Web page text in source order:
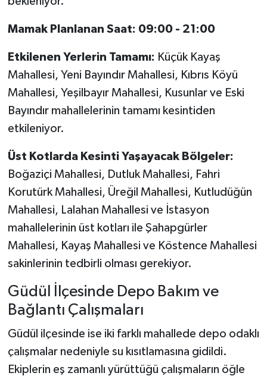
Mamak Planlanan Saat: 09:00 - 21:00
Etkilenen Yerlerin Tamamı: Küçük Kayaş
Mahallesi, Yeni Bayındır Mahallesi, Kıbrıs Köyü
Mahallesi, Yeşilbayır Mahallesi, Kusunlar ve Eski
Bayındır mahallelerinin tamamı kesintiden
etkileniyor.
Üst Kotlarda Kesinti Yaşayacak Bölgeler:
Boğaziçi Mahallesi, Dutluk Mahallesi, Fahri
Korutürk Mahallesi, Üreğil Mahallesi, Kutludüğün
Mahallesi, Lalahan Mahallesi ve İstasyon
mahallelerinin üst kotları ile Şahapgürler
Mahallesi, Kayaş Mahallesi ve Köstence Mahallesi
sakinlerinin tedbirli olması gerekiyor.
Güdül İlçesinde Depo Bakım ve
Bağlantı Çalışmaları
Güdül ilçesinde ise iki farklı mahallede depo odaklı
çalışmalar nedeniyle su kısıtlamasına gidildi.
Ekiplerin eş zamanlı yürüttüğü çalışmaların öğle